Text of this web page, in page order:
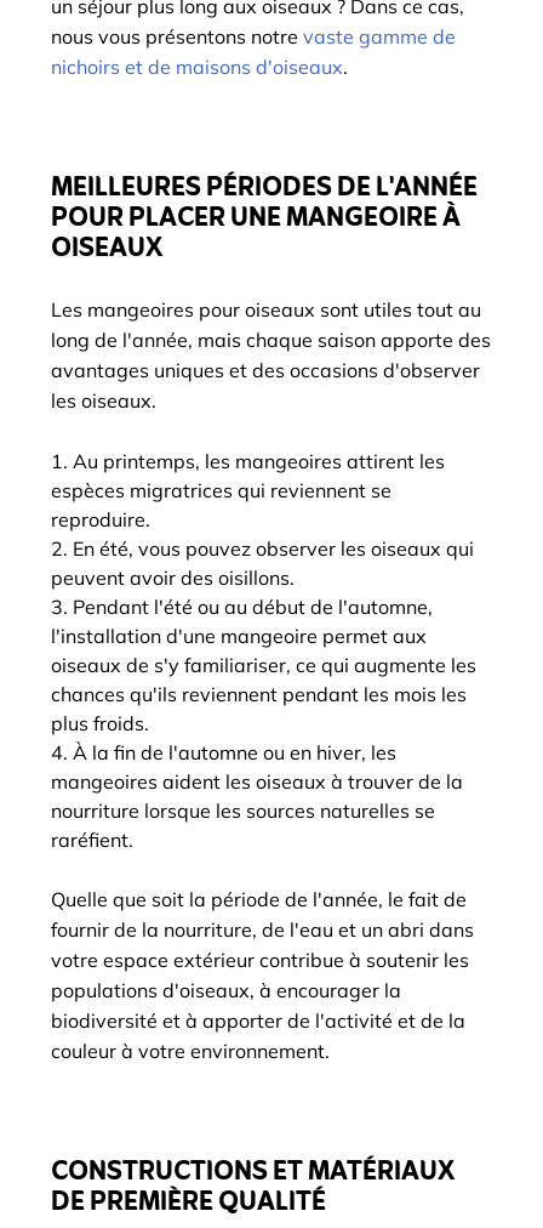
un séjour plus long aux oiseaux ? Dans ce cas,
nous vous présentons notre vaste gamme de
nichoirs et de maisons d'oiseaux.
MEILLEURES PÉRIODES DE L'ANNÉE
POUR PLACER UNE MANGEOIRE À
OISEAUX
Les mangeoires pour oiseaux sont utiles tout au
long de l'année, mais chaque saison apporte des
avantages uniques et des occasions d'observer
les oiseaux.
Au printemps, les mangeoires attirent les
espèces migratrices qui reviennent se
reproduire.
En été, vous pouvez observer les oiseaux qui
peuvent avoir des oisillons.
Pendant l'été ou au début de l'automne,
l'installation d'une mangeoire permet aux
oiseaux de s'y familiariser, ce qui augmente les
chances qu'ils reviennent pendant les mois les
plus froids.
À la fin de l'automne ou en hiver, les
mangeoires aident les oiseaux à trouver de la
nourriture lorsque les sources naturelles se
raréfient.
Quelle que soit la période de l'année, le fait de
fournir de la nourriture, de l'eau et un abri dans
votre espace extérieur contribue à soutenir les
populations d'oiseaux, à encourager la
biodiversité et à apporter de l'activité et de la
couleur à votre environnement.
CONSTRUCTIONS ET MATÉRIAUX
DE PREMIÈRE QUALITÉ